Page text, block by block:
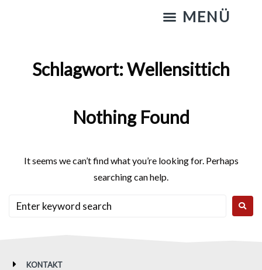
Schlagwort:Wellensittich
Nothing Found
It seems we can’t find what you’re looking for. Perhaps
searching can help.
KONTAKT